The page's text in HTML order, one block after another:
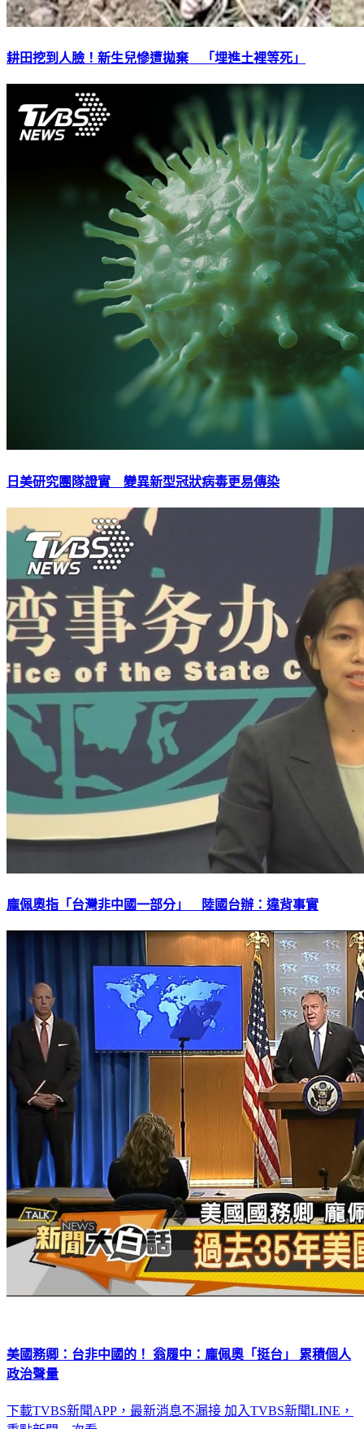
耕田挖到人臉！新生兒慘遭拋棄 「埋進土裡等死」
日美研究團隊證實 變異新型冠狀病毒更易傳染
龐佩奧指「台灣非中國一部分」 陸國台辦：違背事實
美國務卿：台非中國的！ 翁履中：龐佩奧「挺台」 累積個人
政治聲量
下載TVBS新聞APP，最新消息不漏接 加入TVBS新聞LINE，